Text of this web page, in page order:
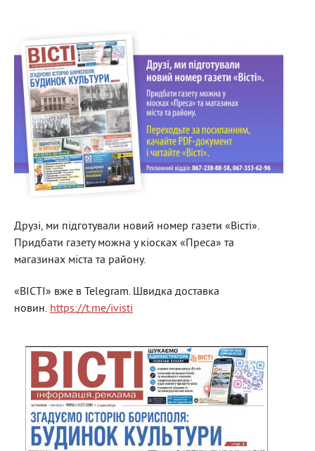
Друзі, ми підготували новий номер газети «Вісті».
Придбати газету можна у кіосках «Преса» та
магазинах міста та району.
«ВІСТІ» вже в Telegram. Швидка доставка
новин. https://t.me/ivisti